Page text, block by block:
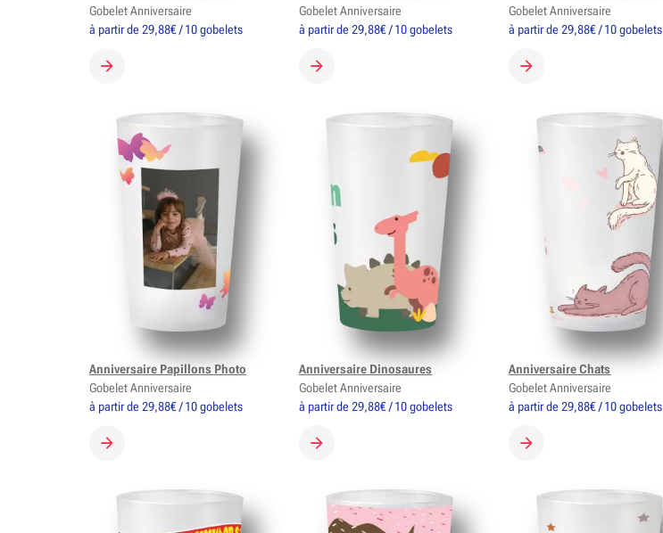
à partir de 29,88€ / 10 gobelets
CRÉER MON GOBELET
Gobelet Anniversaire
à partir de 29,88€ / 10 gobelets
CRÉER MON GOBELET
Gobelet Anniversaire
à partir de 29,88€ / 10 gobelets
CRÉER MON GOBELET
Gobelet Anniversaire
à partir de 29,88€ / 10 gobelets
CRÉER MON GOBELET
Anniversaire Papillons Photo
Gobelet Anniversaire
à partir de 29,88€ / 10 gobelets
CRÉER MON GOBELET
Anniversaire Dinosaures
Gobelet Anniversaire
à partir de 29,88€ / 10 gobelets
CRÉER MON GOBELET
Anniversaire Chats
Gobelet Anniversaire